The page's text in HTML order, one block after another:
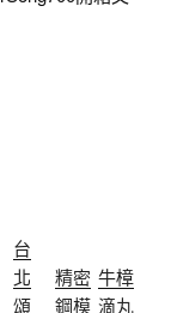
台
北
頌
精密
鋼模
牛樟
滴丸